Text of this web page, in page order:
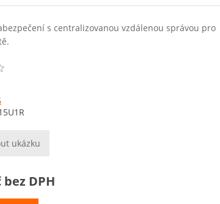
s centralizovanou vzdálenou správou pro
ukázku
bez DPH